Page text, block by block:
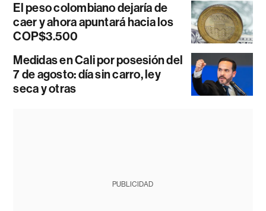
El peso colombiano dejaría de
caer y ahora apuntará hacia los
COP$3.500
Medidas en Cali por posesión del
7 de agosto: día sin carro, ley
seca y otras
PUBLICIDAD